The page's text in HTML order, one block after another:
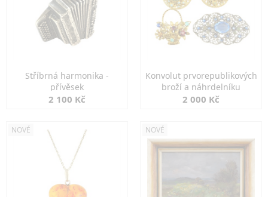
Stříbrná harmonika -
přívěsek
2 100 Kč
Konvolut prvorepublikových
broží a náhrdelníku
2 000 Kč
NOVÉ NOVÉ